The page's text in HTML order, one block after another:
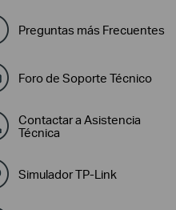
Preguntas más Frecuentes
Foro de Soporte Técnico
Contactar a Asistencia
Técnica
Simulador TP-Link